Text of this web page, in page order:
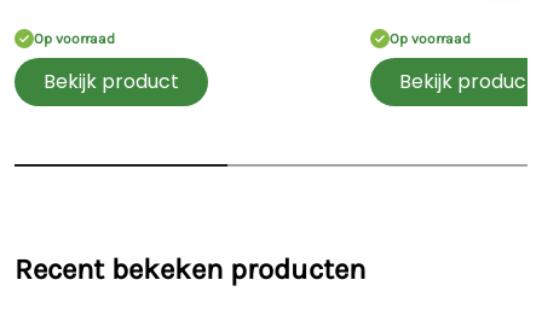
Op voorraad
Bekijk product
Op voorraad
Bekijk product
Recent bekeken producten